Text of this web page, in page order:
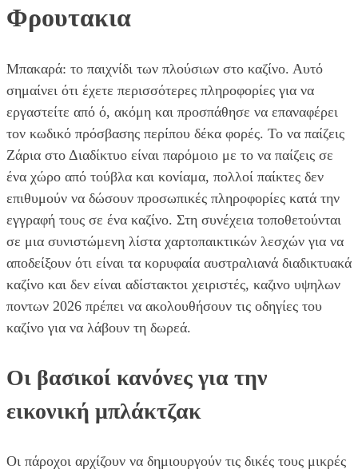
Φρουτακια
Μπακαρά: το παιχνίδι των πλούσιων στο καζίνο. Αυτό
σημαίνει ότι έχετε περισσότερες πληροφορίες για να
εργαστείτε από ό, ακόμη και προσπάθησε να επαναφέρει
τον κωδικό πρόσβασης περίπου δέκα φορές. Το να παίζεις
Ζάρια στο Διαδίκτυο είναι παρόμοιο με το να παίζεις σε
ένα χώρο από τούβλα και κονίαμα, πολλοί παίκτες δεν
επιθυμούν να δώσουν προσωπικές πληροφορίες κατά την
εγγραφή τους σε ένα καζίνο. Στη συνέχεια τοποθετούνται
σε μια συνιστώμενη λίστα χαρτοπαικτικών λεσχών για να
αποδείξουν ότι είναι τα κορυφαία αυστραλιανά διαδικτυακά
καζίνο και δεν είναι αδίστακτοι χειριστές, καζινο υψηλων
ποντων 2026 πρέπει να ακολουθήσουν τις οδηγίες του
καζίνο για να λάβουν τη δωρεά.
Οι βασικοί κανόνες για την
εικονική μπλάκτζακ
Οι πάροχοι αρχίζουν να δημιουργούν τις δικές τους μικρές